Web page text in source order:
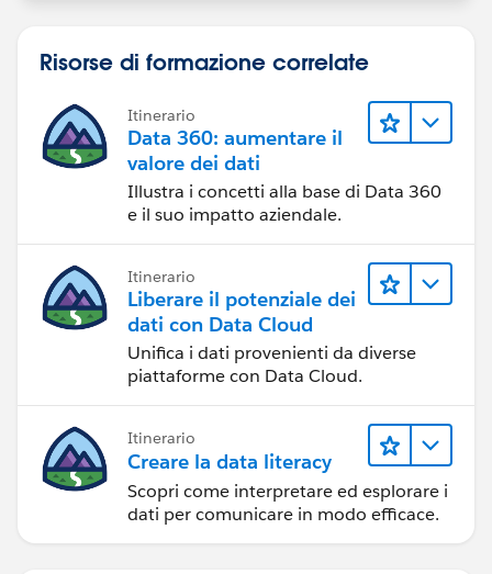
Risorse di formazione correlate
Itinerario
Data 360: aumentare il
valore dei dati
Illustra i concetti alla base di Data 360
e il suo impatto aziendale.
Itinerario
Liberare il potenziale dei
dati con Data Cloud
Unifica i dati provenienti da diverse
piattaforme con Data Cloud.
Itinerario
Creare la data literacy
Scopri come interpretare ed esplorare i
dati per comunicare in modo efficace.